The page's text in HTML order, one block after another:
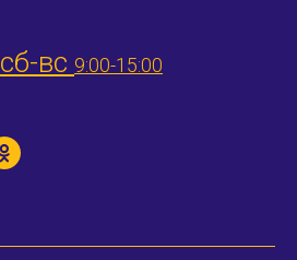
сб-вс 9:00-15:00